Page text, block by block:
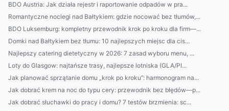
BDO Austria: Jak działa rejestr i raportowanie odpadów w pra...
Romantyczne noclegi nad Bałtykiem: gdzie nocować bez tłumów,...
BDO Luksemburg: kompletny przewodnik krok po kroku dla firm—...
Domki nad Bałtykiem bez tłumu: 10 najlepszych miejsc dla cis...
Najlepszy catering dietetyczny w 2026: 7 zasad wyboru menu, ...
Loty do Glasgow: najtańsze trasy, najlepsze lotniska (GLA/PI...
Jak planować sprzątanie domu „krok po kroku”: harmonogram na...
Jak dobrać krem na noc do typu cery: przewodnik bez błędów—p...
Jak dobrać słuchawki do pracy i domu? 7 testów brzmienia: sc...